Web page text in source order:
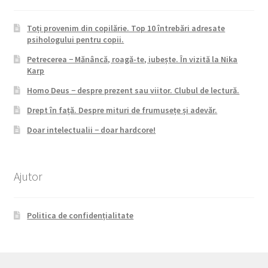
Toți provenim din copilărie. Top 10 întrebări adresate
psihologului pentru copii.
Petrecerea − Mănâncă, roagă-te, iubește. În vizită la Nika
Karp
Homo Deus − despre prezent sau viitor. Clubul de lectură.
Drept în față. Despre mituri de frumusețe și adevăr.
Doar intelectualii − doar hardcore!
Ajutor
Politica de confidențialitate